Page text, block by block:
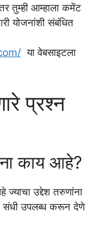
तुम्ही आम्हाला कमेंट
योजनांशी संबंधित
या वेबसाइटला
प्रश्न
काय आहे?
ज्याचा उद्देश तरुणांना
संधी उपलब्ध करून देणे